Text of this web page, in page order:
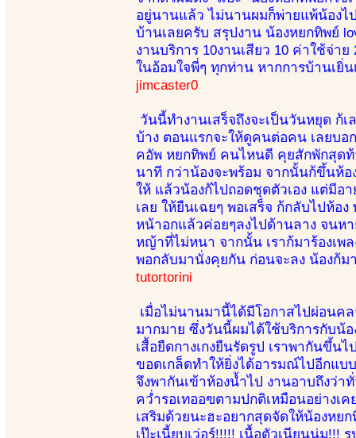
อยู่นานแล้ว ไม่นานผมก็พ่ายแพ้น้องไ
บ้านเลยครับ สรุปงาน น้องหยกทิพย์
งานบริการ 10งานเสียว 10 ค่าใช้จ่
ในอ้อมใจพี่ๆ ทุกท่าน หากการบ้านเยิ่
jimcaster0
วันนี้ทำงานเสร็จถึงจะเป็นวันหยุด ก้
บ้าง ตอนแรกจะให้ดูคนต่อคน เลยบ
คอัพ หยกทิพย์ คนไหนดี คุยสักพักสุดท้
นาที กว่าน้องจะพร้อม จากนั้นก้ขึ้นห้อ
ให้ แล้วน้องก้ไปถอดชุดตัวเอง แต่มีอ
เลย ให้ยืนเฉยๆ พอเสร็จ ก้กลับไปห้
หน้าอกแล้วค่อยๆลงไปด้านลาง จนห
หญ้าที่ไม่หนา จากนั้น เราก้มาร้องเพ
พอกลับมานั่งคุยกัน ก่อนจะลง น้องก้
tutortorini
เมื่อไม่นานมานี้ได้มีโอกาสไปผ่อนค
มากมาย ซึ่งวันนี้ผมได้ใช้บริการกับน้
เสื้อยืดกางเกงยืนรัดรูป เราพากันขึ้น
ขอดเกล็ดทำให้ยิ่งได้อารมณ์ไปอีกแบ
จึงพากันเข้าห้องน้ำไป งานอาบถึงว่
คว่ำรอเทออฃตามปกติเหมือนอย่างเ
เสริมด้วยนะฮะอยากสุดจัดให้น้องหย
เป๊ะเนี้ยบเว่อร์!!!!! เนื้อตัวเนียนนุ่ม!!!